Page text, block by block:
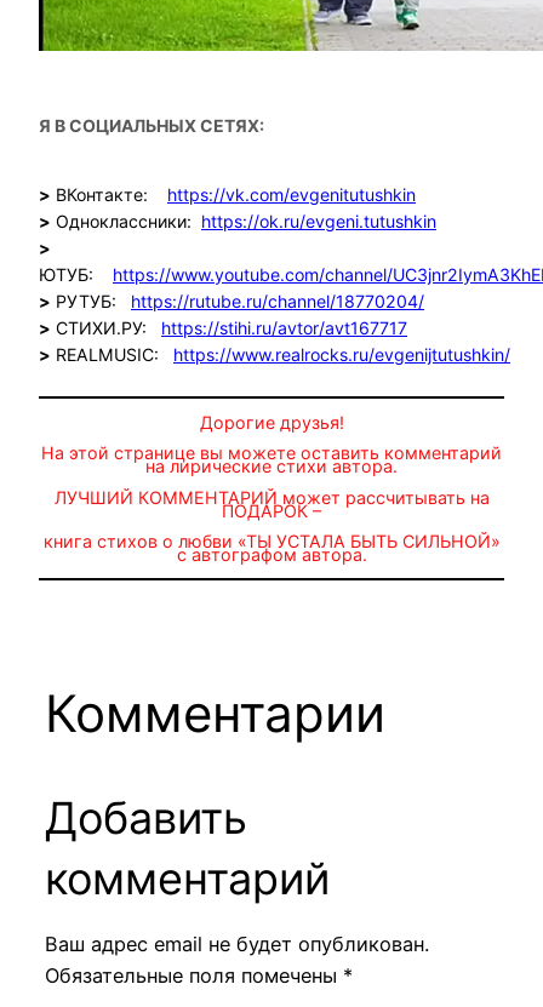
Я В СОЦИАЛЬНЫХ СЕТЯХ:
> ВКонтакте: https://vk.com/evgenitutushkin
> Одноклассники: https://ok.ru/evgeni.tutushkin
>
ЮТУБ: https://www.youtube.com/channel/
> РУТУБ: https://rutube.ru/channel/18770204/
> СТИХИ.РУ: https://stihi.ru/avtor/avt167717
> REALMUSIC: https://www.realrocks.ru/evgenijtutushkin/
Дорогие друзья!
На этой странице вы можете оставить комментарий
на лирические стихи автора.
ЛУЧШИЙ КОММЕНТАРИЙ может рассчитывать на
ПОДАРОК –
книга стихов о любви «ТЫ УСТАЛА БЫТЬ СИЛЬНОЙ»
с автографом автора.
Комментарии
Добавить
комментарий
Ваш адрес email не будет опубликован.
Обязательные поля помечены *